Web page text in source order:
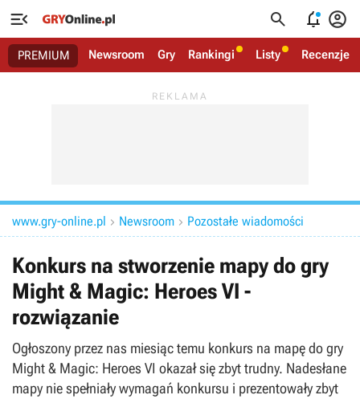
   
PREMIUM Newsroom Gry Rankingi Listy Recenzje
www.gry-online.pl  Newsroom  Pozostałe wiadomości
Konkurs na stworzenie mapy do gry
Might & Magic: Heroes VI -
rozwiązanie
Ogłoszony przez nas miesiąc temu konkurs na mapę do gry
Might & Magic: Heroes VI okazał się zbyt trudny. Nadesłane
mapy nie spełniały wymagań konkursu i prezentowały zbyt